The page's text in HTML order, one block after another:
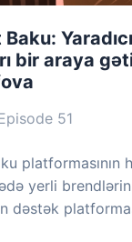
Yaradıcı
bir araya
51
platformasının
yerli brendlərin
dəstək